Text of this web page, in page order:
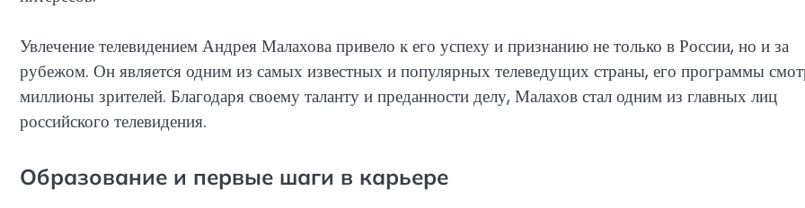
Увлечение телевидением Андрея Малахова привело к его успеху и признанию не только в России, но и за
рубежом. Он является одним из самых известных и популярных телеведущих страны, его программы
миллионы зрителей. Благодаря своему таланту и преданности делу, Малахов стал одним из главных лиц
российского телевидения.
Образование и первые шаги в карьере